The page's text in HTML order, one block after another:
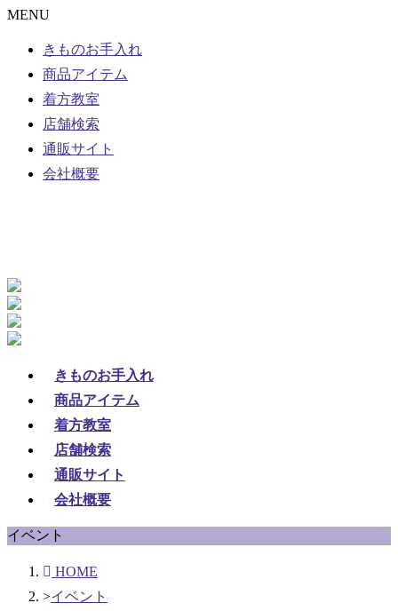
MENU
きものお手入れ
商品アイテム
着方教室
店舗検索
通販サイト
会社概要
きものお手入れ
商品アイテム
着方教室
店舗検索
通販サイト
会社概要
イベント
HOME
イベント